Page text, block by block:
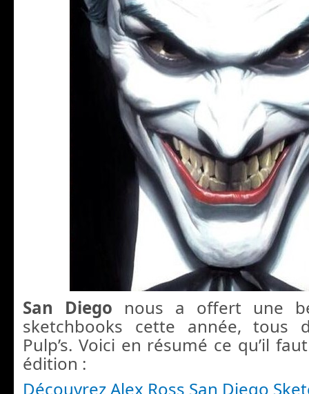
San Diego nous a offert une
sketchbooks cette année, tous
Pulp’s. Voici en résumé ce qu’il
édition :
Découvrez Alex Ross San Diego